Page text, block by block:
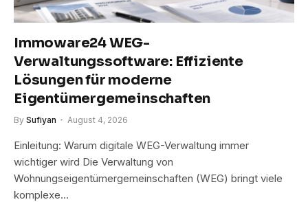
Immoware24 WEG-
Verwaltungssoftware: Effiziente
Lösungen für moderne
Eigentümergemeinschaften
By Sufiyan August 4, 2026
Einleitung: Warum digitale WEG-Verwaltung immer
wichtiger wird Die Verwaltung von
Wohnungseigentümergemeinschaften (WEG) bringt viele
komplexe…